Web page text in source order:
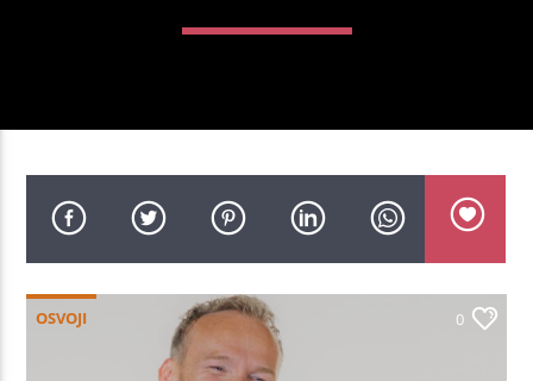
OSVOJI 0